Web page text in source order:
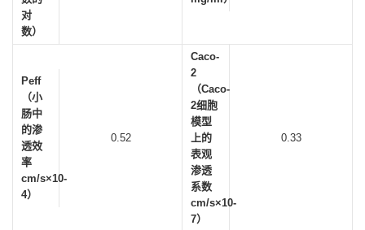
对
数）
Peff
（小
肠中
的渗
透效
率
cm/s×10-
4）
0.52
Caco-
2
（Caco-
2细胞
模型
上的
表观
渗透
系数
cm/s×10-
7）
0.33